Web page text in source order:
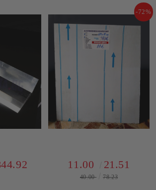
-72%
11.00 21.51
40.00 78.23